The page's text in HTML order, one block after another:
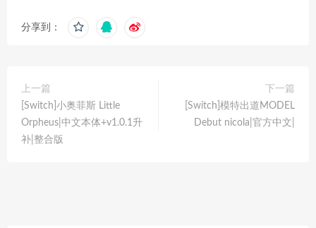
分享到：
上一篇
[Switch]小奥菲斯 Little
Orpheus|中文本体+v1.0.1升
补|整合版
下一篇
[Switch]模特出道MODEL
Debut nicola|官方中文|